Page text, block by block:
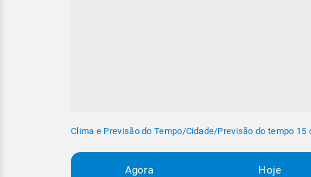
Clima e Previsão do Tempo/Cidade/Previsão do tempo 15
Agora Hoje